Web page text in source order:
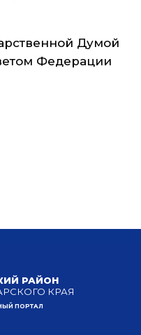
Думой
Федерации
РАЙОН
КРАЯ
ПОРТАЛ